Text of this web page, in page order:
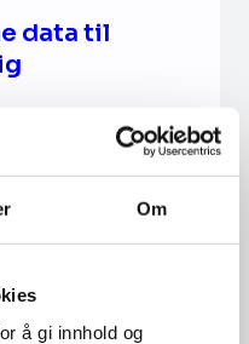
Om
å gi innhold og
data til
skal begynne å
med data fra sine
for personvern
skal brukes, er
fra flere hold har